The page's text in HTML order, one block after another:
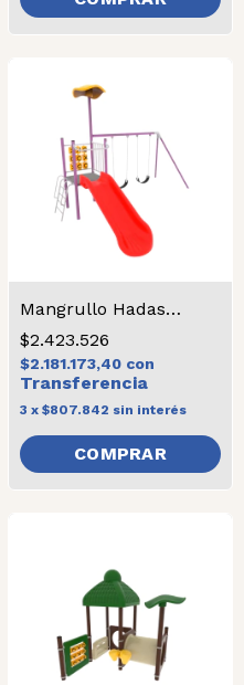
Mangrullo Hadas 1 torre Jardin con pórtico
$2.423.526
$2.181.173,40 con
3 x $807.842 sin interés